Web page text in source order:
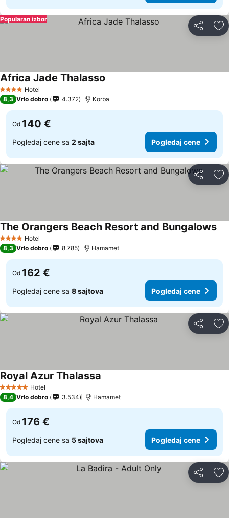
Deli
Popularan izbor
4 ZvezdiceHotel
Africa Jade Thalasso
8,3 Vrlo dobro 4.372 Korba
Od 140 €
Pogledaj cene sa 2 sajta Pogledaj cene
Deli
4 ZvezdiceHotel
The Orangers Beach Resort and Bungalows
8,3 Vrlo dobro 8.785 Hamamet
Od 162 €
Pogledaj cene sa 8 sajtova Pogledaj cene
Deli
5 ZvezdiceHotel
Royal Azur Thalassa
8,4 Vrlo dobro 3.534 Hamamet
Od 176 €
Pogledaj cene sa 5 sajtova Pogledaj cene
Deli